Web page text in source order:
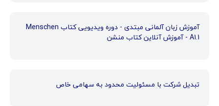
آموزش زبان آلمانی مبتدی - دوره ویدیویی کتاب Menschen
A1.1 - آموزش آنلاین کتاب منشن
تبدیل شرکت با مسئولیت محدود به سهامی خاص